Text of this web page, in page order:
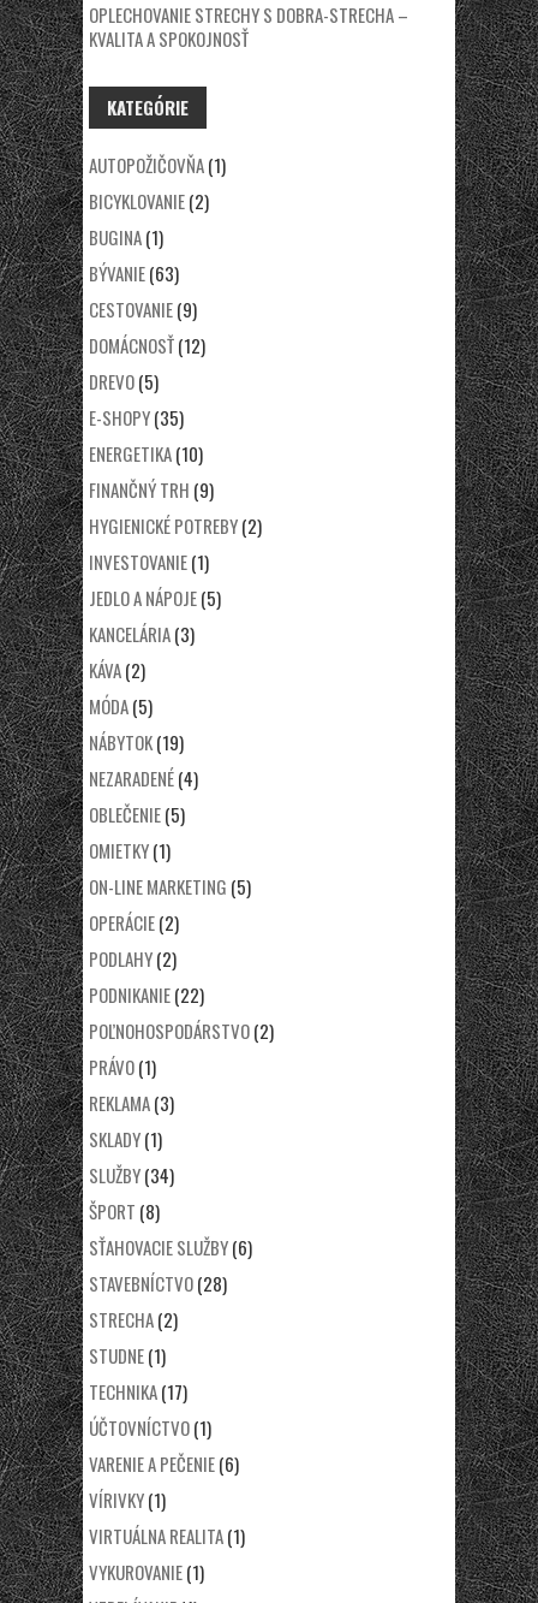
OPLECHOVANIE STRECHY S DOBRA-STRECHA –
KVALITA A SPOKOJNOSŤ
KATEGÓRIE
AUTOPOŽIČOVŇA(1)
BICYKLOVANIE(2)
BUGINA(1)
BÝVANIE(63)
CESTOVANIE(9)
DOMÁCNOSŤ(12)
DREVO(5)
E-SHOPY(35)
ENERGETIKA(10)
FINANČNÝ TRH (9)
HYGIENICKÉ POTREBY(2)
INVESTOVANIE(1)
JEDLO A NÁPOJE(5)
KANCELÁRIA(3)
KÁVA(2)
MÓDA(5)
NÁBYTOK(19)
NEZARADENÉ(4)
OBLEČENIE(5)
OMIETKY(1)
ON-LINE MARKETING (5)
OPERÁCIE(2)
PODLAHY(2)
PODNIKANIE(22)
POĽNOHOSPODÁRSTVO(2)
PRÁVO(1)
REKLAMA(3)
SKLADY(1)
SLUŽBY(34)
ŠPORT (8)
SŤAHOVACIE SLUŽBY(6)
STAVEBNÍCTVO(28)
STRECHA(2)
STUDNE(1)
TECHNIKA(17)
ÚČTOVNÍCTVO(1)
VARENIE A PEČENIE(6)
VÍRIVKY(1)
VIRTUÁLNA REALITA(1)
VYKUROVANIE(1)